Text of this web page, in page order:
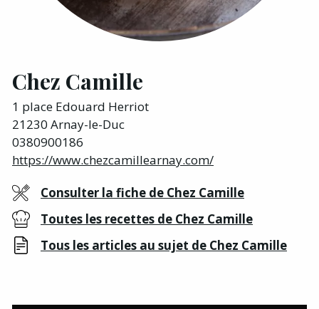
Chez Camille
1 place Edouard Herriot
21230 Arnay-le-Duc
0380900186
https://www.chezcamillearnay.com/
Consulter la fiche de Chez Camille
Toutes les recettes de Chez Camille
Tous les articles au sujet de Chez Camille